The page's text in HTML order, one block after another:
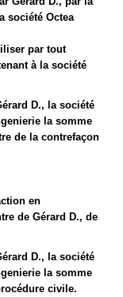
société Octea
par tout
à la société
D., la société
la somme
de la contrefaçon
en
de Gérard D., de
D., la société
la somme
civile.